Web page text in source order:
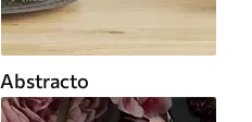
Abstracto